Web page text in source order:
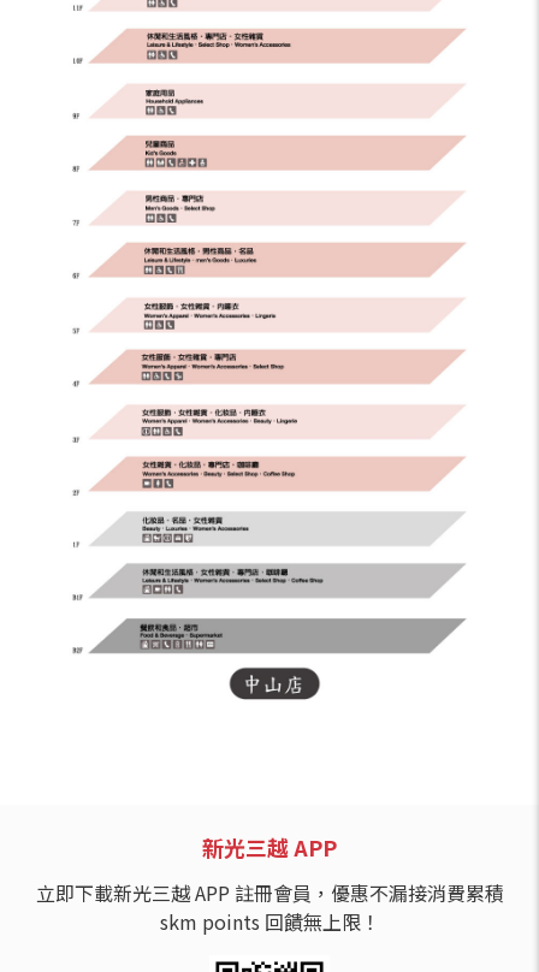
新光三越 APP
立即下載新光三越 APP 註冊會員，優惠不漏接消費累積
skm points 回饋無上限！